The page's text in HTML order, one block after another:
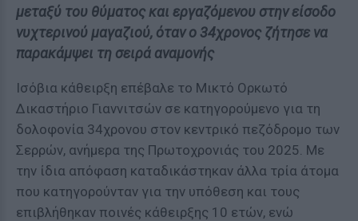
μεταξύ του θύματος και εργαζόμενου στην είσοδο
νυχτερινού μαγαζιού, όταν ο 34χρονος ζήτησε να
παρακάμψει τη σειρά αναμονής
Ισόβια κάθειρξη επέβαλε το Μικτό Ορκωτό
Δικαστήριο Γιαννιτσών σε κατηγορούμενο για τη
δολοφονία 34χρονου στον κεντρικό πεζόδρομο των
Σερρών, ανήμερα της Πρωτοχρονιάς του 2025. Με
την ίδια απόφαση καταδικάστηκαν άλλα τρία άτομα
που κατηγορούνταν για την υπόθεση και τους
επιβλήθηκαν ποινές κάθειρξης 10 ετών, ενώ